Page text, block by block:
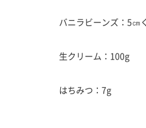
バニラビーンズ：5㎝
生クリーム：100g
はちみつ：7g